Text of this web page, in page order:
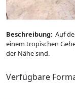
Beschreibung: Auf
einem tropischen
der Nähe sind.
Verfügbare